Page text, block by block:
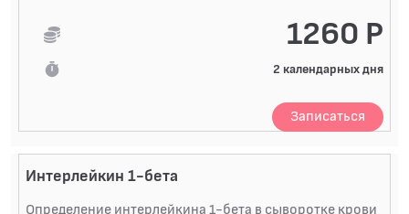
1260 Р
2 календарных дня
Записаться
Интерлейкин 1-бета
Определение интерлейкина 1-бета в сыворотке крови